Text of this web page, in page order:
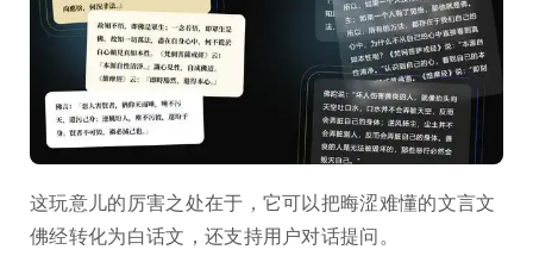
这玩意儿的厉害之处在于，它可以把晦涩难懂的文言文
佛经转化为白话文，还支持用户对话提问。